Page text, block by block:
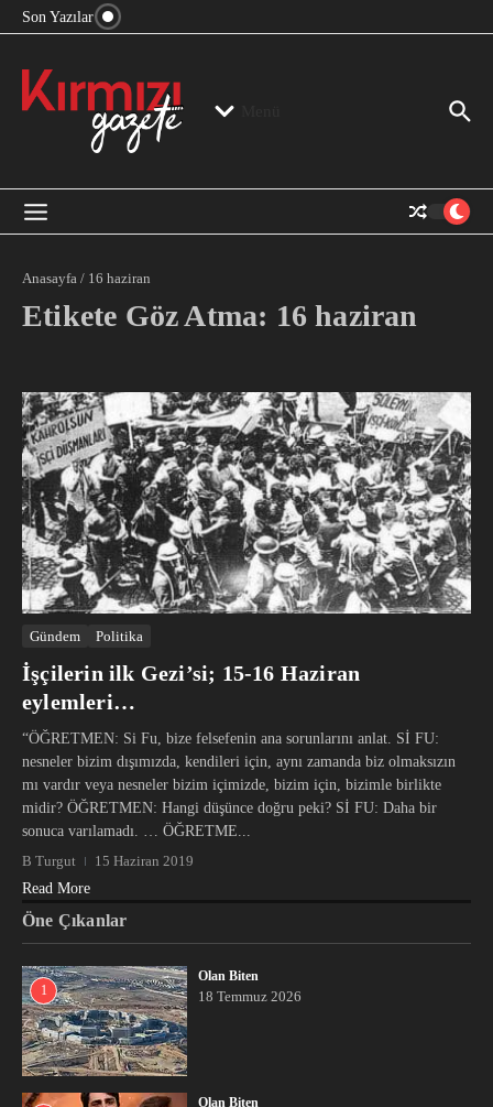
İçeriğe atla
Son Yazılar
“Mutlak Butlan” ve Bir Kez Daha Rejimin “Kendinden
Anasayfa / 16 haziran
Etikete Göz Atma: 16 haziran
Gündem Politika
İşçilerin ilk Gezi’si; 15-16 Haziran
eylemleri…
“ÖĞRETMEN: Si Fu, bize felsefenin ana sorunlarını anlat. Sİ FU:
nesneler bizim dışımızda, kendileri için, aynı zamanda biz olmaksızın
mı vardır veya nesneler bizim içimizde, bizim için, bizimle birlikte
midir? ÖĞRETMEN: Hangi düşünce doğru peki? Sİ FU: Daha bir
sonuca varılamadı. … ÖĞRETME...
B Turgut
15 Haziran 2019
Read More
Öne Çıkanlar
1
Olan Biten
18 Temmuz 2026
Olan Biten